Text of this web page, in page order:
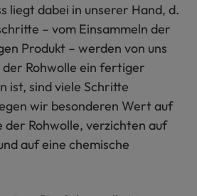
liegt dabei in unserer Hand, d.
– vom Einsammeln der
Produkt – werden von uns
der Rohwolle ein fertiger
ist, sind viele Schritte
wir besonderen Wert auf
der Rohwolle, verzichten auf
auf eine chemische